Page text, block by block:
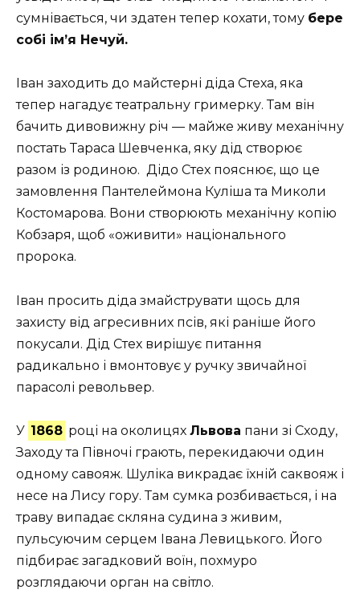
сумнівається, чи здатен тепер кохати, тому бере
собі ім’я Нечуй.
Іван заходить до майстерні діда Стеха, яка
тепер нагадує театральну гримерку. Там він
бачить дивовижну річ — майже живу механічну
постать Тараса Шевченка, яку дід створює
разом із родиною. Дідо Стех пояснює, що це
замовлення Пантелеймона Куліша та Миколи
Костомарова. Вони створюють механічну копію
Кобзаря, щоб «оживити» національного
пророка.
Іван просить діда змайструвати щось для
захисту від агресивних псів, які раніше його
покусали. Дід Стех вирішує питання
радикально і вмонтовує у ручку звичайної
парасолі револьвер.
У 1868 році на околицяхЛьвова пани зі Сходу,
Заходу та Півночі грають, перекидаючи один
одному савояж. Шуліка викрадає їхній саквояж і
несе на Лису гору. Там сумка розбивається, і на
траву випадає скляна судина з живим,
пульсуючим серцем Івана Левицького. Його
підбирає загадковий воїн, похмуро
розглядаючи орган на світло.